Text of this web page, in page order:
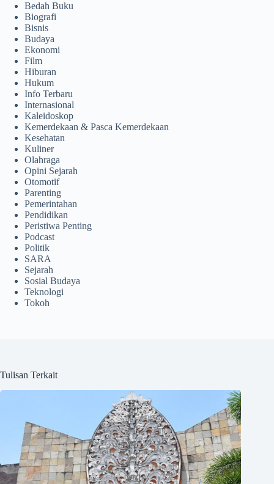
Bedah Buku
Biografi
Bisnis
Budaya
Ekonomi
Film
Hiburan
Hukum
Info Terbaru
Internasional
Kaleidoskop
Kemerdekaan & Pasca Kemerdekaan
Kesehatan
Kuliner
Olahraga
Opini Sejarah
Otomotif
Parenting
Pemerintahan
Pendidikan
Peristiwa Penting
Podcast
Politik
SARA
Sejarah
Sosial Budaya
Teknologi
Tokoh
Tulisan Terkait